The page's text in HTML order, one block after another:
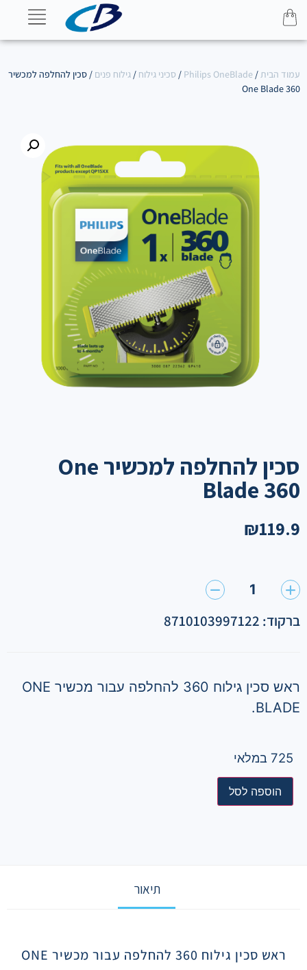
עמוד הבית/
Philips OneBlade
/ סכיני גילוח / גילוח פנים / סכין להחלפה למכשיר
One Blade 360
סכין להחלפה למכשיר One
Blade 360
₪119.9
1
ברקוד: 8710103997122
ראש סכין גילוח 360 להחלפה עבור מכשיר ONE
BLADE.
725 במלאי
הוספה לסל
תיאור
ראש סכין גילוח 360 להחלפה עבור מכשיר ONE